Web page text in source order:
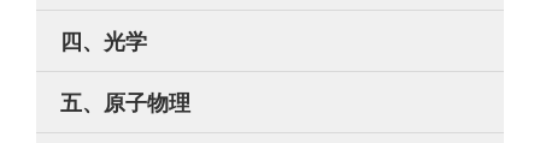
四、光学
五、原子物理